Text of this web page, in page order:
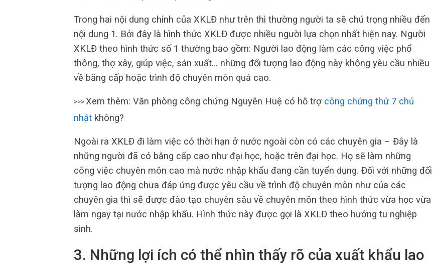
Trong hai nội dung chính của XKLĐ như trên thì thường người ta sẽ chú trọng nhiều đến
nội dung 1. Bởi đây là hình thức XKLĐ được nhiều người lựa chọn nhất hiện nay. Người
XKLĐ theo hình thức số 1 thường bao gồm: Người lao động làm các công việc phổ
thông, thợ xây, giúp việc, sản xuất… những đối tượng lao động này không yêu cầu nhiều
về bằng cấp hoặc trình độ chuyên môn quá cao.
>>> Xem thêm: Văn phòng công chứng Nguyễn Huệ có hỗ trợ công chứng thứ 7 chủ
nhật không?
Ngoài ra XKLĐ đi làm việc có thời hạn ở nước ngoài còn có các chuyên gia – Đây là
những người đã có bằng cấp cao như đại học, hoặc trên đại học. Họ sẽ làm những
công việc chuyên môn cao mà nước nhập khẩu đang cần tuyển dụng. Đối với những đối
tượng lao động chưa đáp ứng được yêu cầu về trình độ chuyên môn như của các
chuyên gia thì sẽ được đào tạo chuyên sâu về chuyên môn theo hình thức vừa học vừa
làm ngay tại nước nhập khẩu. Hình thức này được gọi là XKLĐ theo hướng tu nghiệp
sinh.
3. Những lợi ích có thể nhìn thấy rõ của xuất khẩu lao